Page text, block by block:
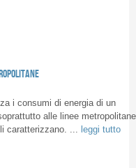
i consumi di energia di un
alle linee metropolitane
caratterizzano. ... leggi tutto